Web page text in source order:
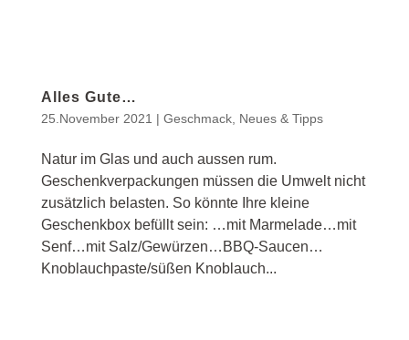
Alles Gute…
25.November 2021 | Geschmack, Neues & Tipps
Natur im Glas und auch aussen rum.
Geschenkverpackungen müssen die Umwelt nicht
zusätzlich belasten. So könnte Ihre kleine
Geschenkbox befüllt sein: …mit Marmelade…mit
Senf…mit Salz/Gewürzen…BBQ-Saucen…
Knoblauchpaste/süßen Knoblauch...